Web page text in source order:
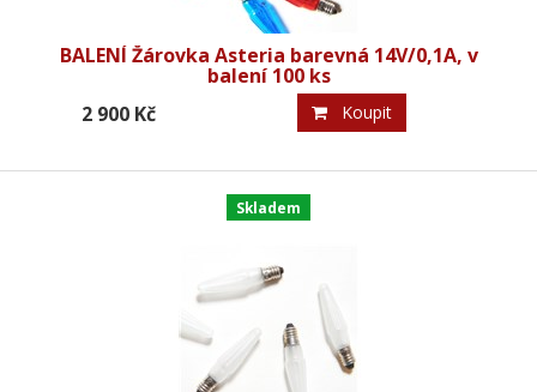
BALENÍ Žárovka Asteria barevná 14V/0,1A, v
balení 100 ks
2 900 Kč Koupit
Skladem